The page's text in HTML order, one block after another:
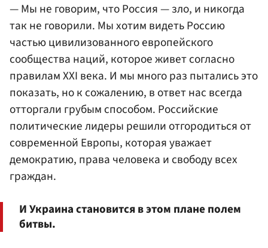
— Мы не говорим, что Россия — зло, и никогда
так не говорили. Мы хотим видеть Россию
частью цивилизованного европейского
сообщества наций, которое живет согласно
правилам XXI века. И мы много раз пытались это
показать, но к сожалению, в ответ нас всегда
отторгали грубым способом. Российские
политические лидеры решили отгородиться от
современной Европы, которая уважает
демократию, права человека и свободу всех
граждан.
И Украина становится в этом плане полем
битвы.